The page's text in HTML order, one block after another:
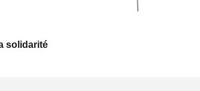
solidarité